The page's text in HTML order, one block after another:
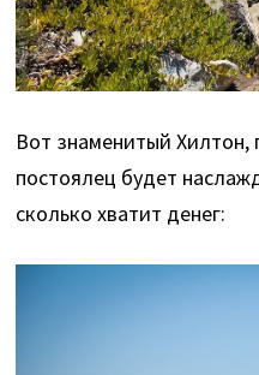
Вот знаменитый Хилтон,
постоялец будет
сколько хватит денег: